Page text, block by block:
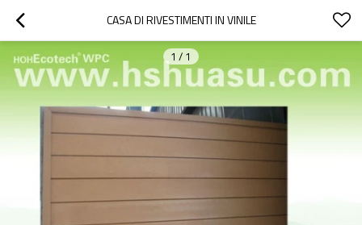
CASA DI RIVESTIMENTI IN VINILE
1 / 1